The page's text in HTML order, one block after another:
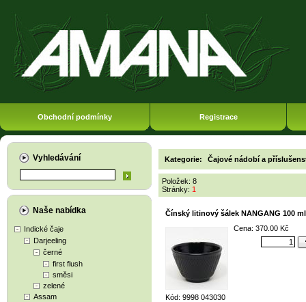
Obchodní podmínky Registrace
Vyhledávání
Naše nabídka
Indické čaje
Darjeeling
černé
first flush
směsi
zelené
Assam
Kategorie: Čajové nádobí a
Položek: 8
Stránky: 1
Čínský litinový šálek NANGANG 100
Kód: 9998 043030
Cena: 370.00 Kč